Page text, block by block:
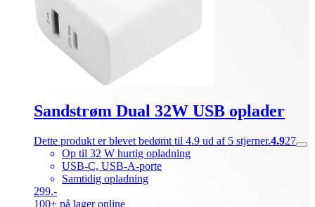
Sandstrøm Dual 32W USB oplader
Dette produkt er blevet bedømt til 4.9 ud af 5 stjerner.4.927
Op til 32 W hurtig opladning
USB-C, USB-A-porte
Samtidig opladning
299.-
100+ på lager online